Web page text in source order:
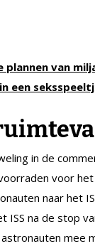
plannen van
een
in de
voor
naar het
ISS na de stop
mee